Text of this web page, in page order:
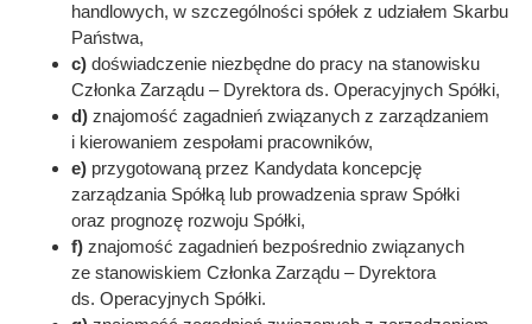
handlowych, w szczególności spółek z udziałem Skarbu
Państwa,
c) doświadczenie niezbędne do pracy na stanowisku
Członka Zarządu – Dyrektora ds. Operacyjnych Spółki,
d) znajomość zagadnień związanych z zarządzaniem
i kierowaniem zespołami pracowników,
e) przygotowaną przez Kandydata koncepcję
zarządzania Spółką lub prowadzenia spraw Spółki
oraz prognozę rozwoju Spółki,
f) znajomość zagadnień bezpośrednio związanych
ze stanowiskiem Członka Zarządu – Dyrektora
ds. Operacyjnych Spółki.